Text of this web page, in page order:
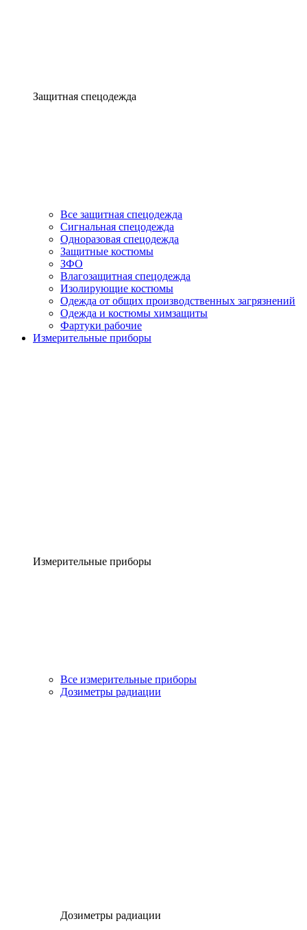
Защитная спецодежда
Все защитная спецодежда
Сигнальная спецодежда
Одноразовая спецодежда
Защитные костюмы
ЗФО
Влагозащитная спецодежда
Изолирующие костюмы
Одежда от общих производственных загрязнений
Одежда и костюмы химзащиты
Фартуки рабочие
Измерительные приборы
Измерительные приборы
Все измерительные приборы
Дозиметры радиации
Дозиметры радиации